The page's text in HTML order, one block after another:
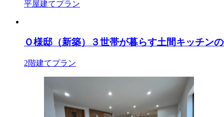
平屋建てプラン
Ｏ様邸（新築）３世帯が暮らす土間キッチン
2階建てプラン